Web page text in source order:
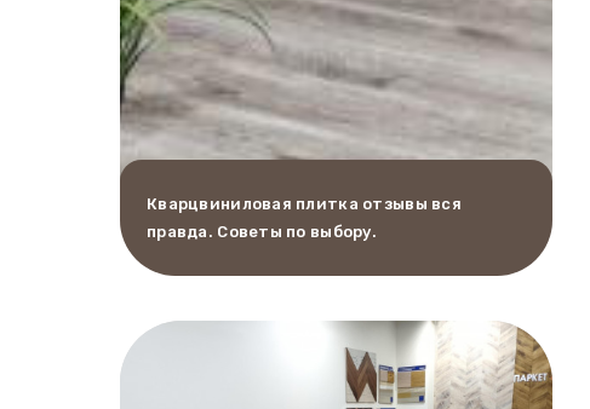
Кварцвиниловая плитка отзывы вся
правда. Советы по выбору.